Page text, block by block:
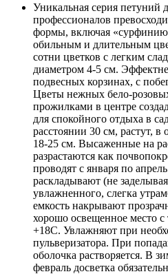
Уникальная серия петуний
профессионалов
формы, включая
обильным и длительным
сотни цветков с легким
диаметром 4-5 см.
подвесных корзинах, с
Цветы нежных бело-
прожилками в центре
для спокойного отдыха в
расстоянии 30 см, растут,
18-25 см. Высаженные на
разрастаются как
проводят с января по
раскладывают (не
увлажненного, слегка
емкость накрывают
хорошо освещенное место
+18С. Увлажняют при
пульверизатора. При
оболочка растворяется. В
февраль досветка